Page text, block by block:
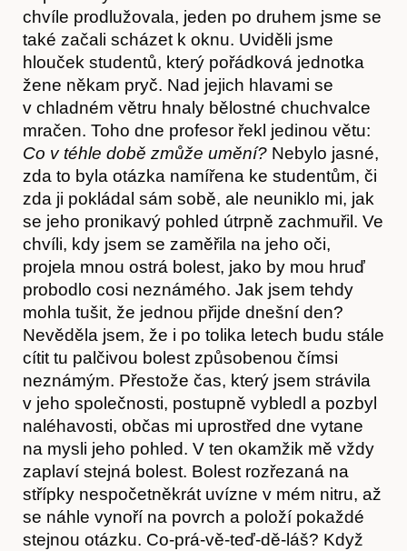
Kontakt
chvíle prodlužovala, jeden po druhem jsme se
také začali scházet k oknu. Uviděli jsme
hlouček studentů, který pořádková jednotka
žene někam pryč. Nad jejich hlavami se
v chladném větru hnaly bělostné chuchvalce
mračen. Toho dne profesor řekl jedinou větu:
Co v téhle době zmůže umění? Nebylo jasné,
zda to byla otázka namířena ke studentům, či
zda ji pokládal sám sobě, ale neuniklo mi, jak
se jeho pronikavý pohled útrpně zachmuřil. Ve
chvíli, kdy jsem se zaměřila na jeho oči,
projela mnou ostrá bolest, jako by mou hruď
probodlo cosi neznámého. Jak jsem tehdy
mohla tušit, že jednou přijde dnešní den?
Nevěděla jsem, že i po tolika letech budu stále
cítit tu palčivou bolest způsobenou čímsi
neznámým. Přestože čas, který jsem strávila
v jeho společnosti, postupně vybledl a pozbyl
naléhavosti, občas mi uprostřed dne vytane
na mysli jeho pohled. V ten okamžik mě vždy
zaplaví stejná bolest. Bolest rozřezaná na
střípky nespočetněkrát uvízne v mém nitru, až
se náhle vynoří na povrch a položí pokaždé
stejnou otázku. Co-prá-vě-teď-dě-láš? Když